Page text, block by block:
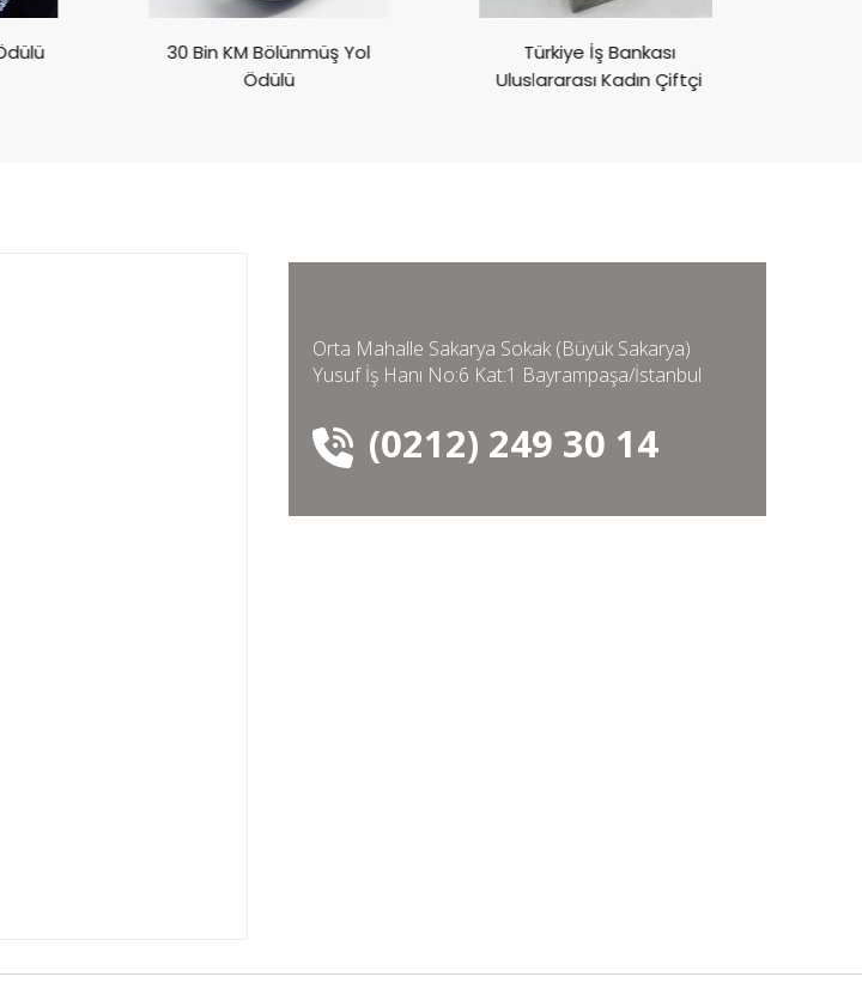
30 Bin KM Bölünmüş Yol
Ödülü
Türkiye İş Bankası
Uluslararası Kadın Çiftçi
Orta Mahalle Sakarya Sokak (Büyük Sakarya)
Yusuf İş Hanı No:6 Kat:1 Bayrampaşa/İstanbul
(0212) 249 30 14